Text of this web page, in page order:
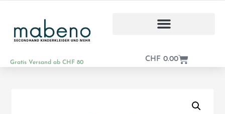
Gratis Versand ab CHF 80 CHF 0.00